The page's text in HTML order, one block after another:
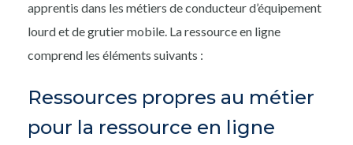
apprentis dans les métiers de conducteur d’équipement
lourd et de grutier mobile. La ressource en ligne
comprend les éléments suivants :
Ressources propres au métier
pour la ressource en ligne